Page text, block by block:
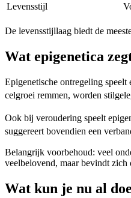
Levensstijl
De levensstijllaag biedt de
Wat epigenetica
Epigenetische ontregeling
celgroei remmen, worden
Ook bij veroudering speelt
suggereert bovendien een
Belangrijk voorbehoud: veel
veelbelovend, maar bevindt zich
Wat kun je nu al